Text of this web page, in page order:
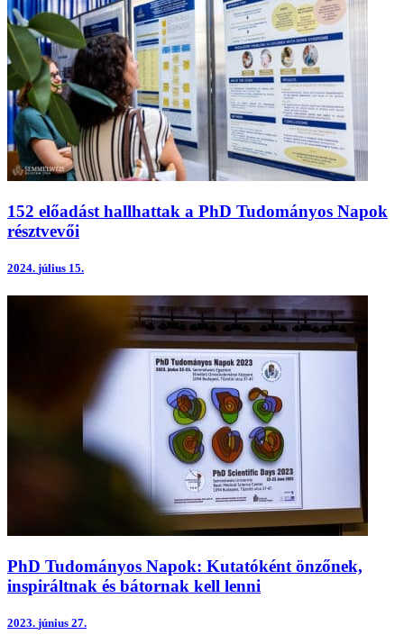
152 előadást hallhattak a PhD Tudományos Napok
résztvevői
2024. július 15.
PhD Tudományos Napok: Kutatóként önzőnek,
inspiráltnak és bátornak kell lenni
2023. június 27.